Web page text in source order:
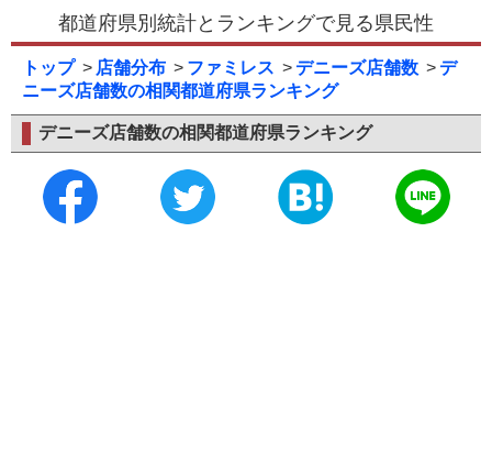
都道府県別統計とランキングで見る県民性
トップ 店舗分布 ファミレス デニーズ店舗数
デ
ニーズ店舗数の相関都道府県ランキング
デニーズ店舗数の相関都道府県ランキング